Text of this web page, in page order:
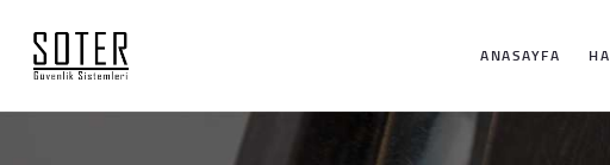
ANASAYFA